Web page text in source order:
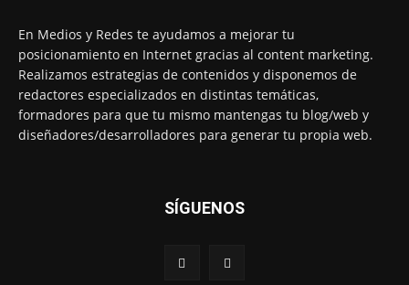
En Medios y Redes te ayudamos a mejorar tu
posicionamiento en Internet gracias al content marketing.
Realizamos estrategias de contenidos y disponemos de
redactores especializados en distintas temáticas,
formadores para que tu mismo mantengas tu blog/web y
diseñadores/desarrolladores para generar tu propia web.
SÍGUENOS